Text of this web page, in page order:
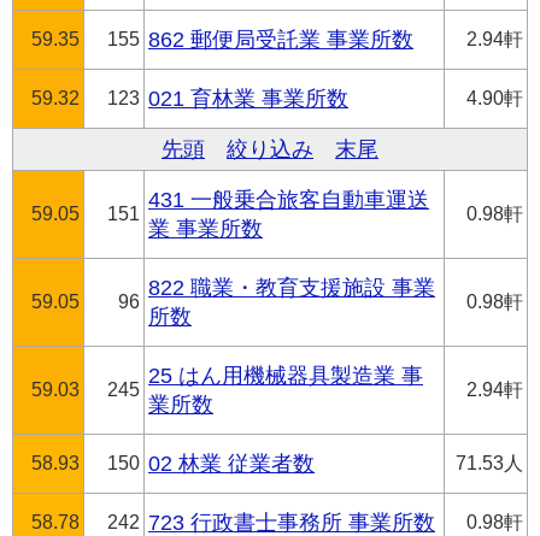
59.35 155 862 郵便局受託業 事業所数 2.94軒
59.32 123 021 育林業 事業所数 4.90軒
先頭 絞り込み 末尾
59.05 151
431 一般乗合旅客自動車運送
業 事業所数
0.98軒
59.05 96
822 職業・教育支援施設 事業
所数
0.98軒
59.03 245
25 はん用機械器具製造業 事
業所数
2.94軒
58.93 150 02 林業 従業者数 71.53人
58.78 242 723 行政書士事務所 事業所数 0.98軒